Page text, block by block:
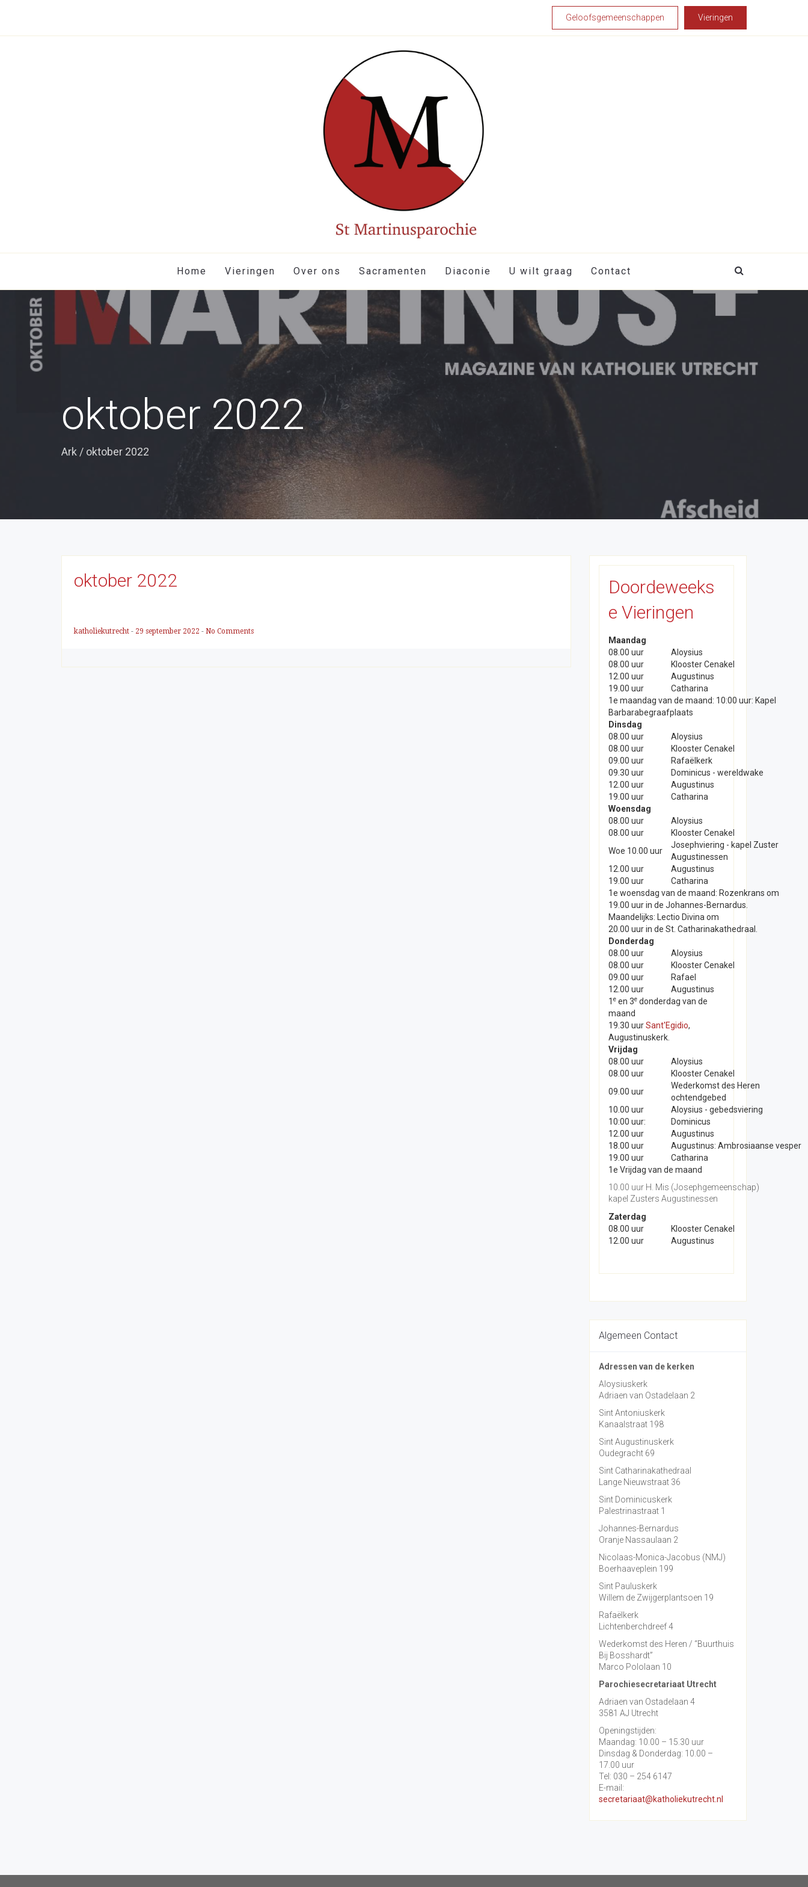
Geloofsgemeenschappen Vieringen
Home Vieringen Over ons Sacramenten Diaconie U wilt graag Contact
oktober 2022
Ark / oktober 2022
oktober 2022
katholiekutrecht - 29 september 2022 - No Comments
Doordeweeks
e Vieringen
Maandag
08.00 uur
Aloysius
08.00 uur
Klooster Cenakel
12.00 uur
Augustinus
19.00 uur
Catharina
1e maandag van de maand: 10:00 uur: Kapel
Barbarabegraafplaats
Dinsdag
08.00 uur
Aloysius
08.00 uur
Klooster Cenakel
09.00 uur
Rafaëlkerk
09.30 uur
Dominicus - wereldwake
12.00 uur
Augustinus
19.00 uur
Catharina
Woensdag
08.00 uur
Aloysius
08.00 uur
Klooster Cenakel
Woe 10.00 uur
Josephviering - kapel Zuster
Augustinessen
12.00 uur
Augustinus
19.00 uur
Catharina
1e woensdag van de maand: Rozenkrans om
19.00 uur in de Johannes-Bernardus.
Maandelijks: Lectio Divina om
20.00 uur in de St. Catharinakathedraal.
Donderdag
08.00 uur
Aloysius
08.00 uur
Klooster Cenakel
09.00 uur
Rafael
12.00 uur
Augustinus
1 een 3edonderdag van de
maand
19.30 uurSant'Egidio,
Augustinuskerk.
Vrijdag
08.00 uur
Aloysius
08.00 uur
Klooster Cenakel
09.00 uur
Wederkomst des Heren
ochtendgebed
10.00 uur
Aloysius - gebedsviering
10:00 uur:
Dominicus
12.00 uur
Augustinus
18.00 uur
Augustinus: Ambrosiaanse vesper
19.00 uur
Catharina
1e Vrijdag van de maand
10.00 uur H. Mis (Josephgemeenschap)
kapel Zusters Augustinessen
Zaterdag
08.00 uur
Klooster Cenakel
12.00 uur
Augustinus
Algemeen Contact
Adressen van de kerken
Aloysiuskerk
Adriaen van Ostadelaan 2
Sint Antoniuskerk
Kanaalstraat 198
Sint Augustinuskerk
Oudegracht 69
Sint Catharinakathedraal
Lange Nieuwstraat 36
Sint Dominicuskerk
Palestrinastraat 1
Johannes-Bernardus
Oranje Nassaulaan 2
Nicolaas-Monica-Jacobus (NMJ)
Boerhaaveplein 199
Sint Pauluskerk
Willem de Zwijgerplantsoen 19
Rafaëlkerk
Lichtenberchdreef 4
Wederkomst des Heren / “Buurthuis
Bij Bosshardt”
Marco Pololaan 10
Parochiesecretariaat Utrecht
Adriaen van Ostadelaan 4
3581 AJ Utrecht
Openingstijden:
Maandag: 10.00 – 15.30 uur
Dinsdag & Donderdag: 10.00 –
17.00 uur
Tel: 030 – 254 6147
E-mail:
secretariaat@katholiekutrecht.nl